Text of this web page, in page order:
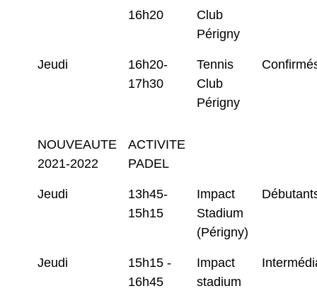
16h20
Club
Périgny
Jeudi
16h20-
17h30
Tennis
Club
Périgny
NOUVEAUTE
2021-2022
ACTIVITE
PADEL
Jeudi
13h45-
15h15
Impact
Stadium
(Périgny)
Jeudi
15h15 -
16h45
Impact
stadium